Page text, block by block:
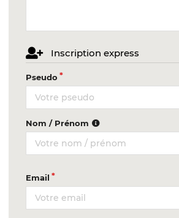
Inscription express
Pseudo
Nom / Prénom
Email